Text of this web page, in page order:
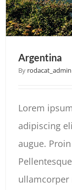
Argentina
By rodacat_admin
Lorem
adipiscing
augue.
ullamcorper